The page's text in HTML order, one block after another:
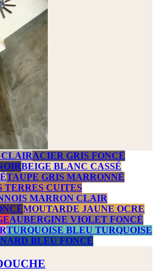
CLAIRACIER GRIS FONCÉ
BEIGE BLANC CASSÉ
TAUPE GRIS MARRONNÉ
TERRES CUITES
MARRON CLAIR
MOUTARDE JAUNE OCRE
AUBERGINE VIOLET FONCÉ
TURQUOISE BLEU TURQUOISE
BLEU FONCÉ